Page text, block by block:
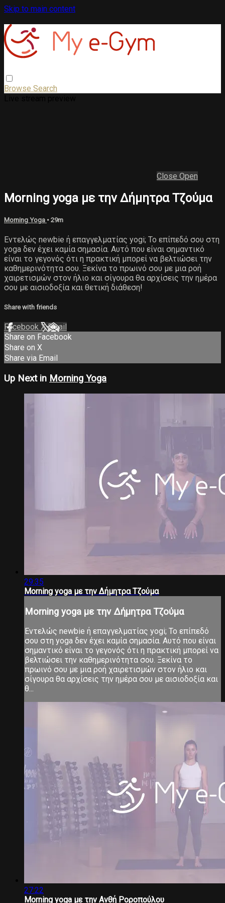
Skip to main content
Browse Search
Close Open
Morning yoga με την Δήμητρα Τζούμα
Morning Yoga • 29m
Εντελώς newbie ή επαγγελματίας yogi; Το επίπεδό σου στη
yoga δεν έχει καμία σημασία. Αυτό που είναι σημαντικό
είναι το γεγονός ότι η πρακτική μπορεί να βελτιώσει την
καθημερινότητα σου. Ξεκίνα το πρωινό σου με μια ροή
χαιρετισμών στον ήλιο και σίγουρα θα αρχίσεις την ημέρα
σου με αισιοδοξία και θετική διάθεση!
Share with friends
Facebook XEmail
Share on Facebook
Share on X
Share via Email
Up Next in Morning Yoga
29:35
Morning yoga με την Δήμητρα Τζούμα
Morning yoga με την Δήμητρα Τζούμα
Εντελώς newbie ή επαγγελματίας yogi; Το επίπεδό
σου στη yoga δεν έχει καμία σημασία. Αυτό που είναι
σημαντικό είναι το γεγονός ότι η πρακτική μπορεί να
βελτιώσει την καθημερινότητα σου. Ξεκίνα το
πρωινό σου με μια ροή χαιρετισμών στον ήλιο και
σίγουρα θα αρχίσεις την ημέρα σου με αισιοδοξία και
θ...
27:22
Morning yoga με την Ανθή Ροροπούλου